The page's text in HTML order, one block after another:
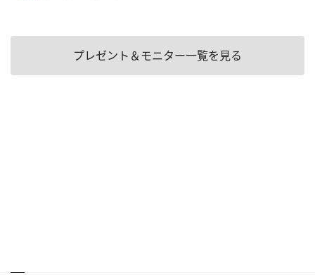
プレゼント＆モニター一覧を見る